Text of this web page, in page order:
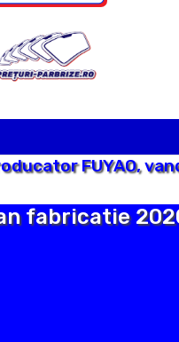
FUYAO,
fabricatie